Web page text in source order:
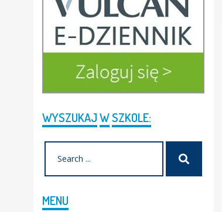
WYSZUKAJWSZKOLE:
MENU